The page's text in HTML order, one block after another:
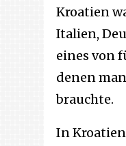
Kroatien
Italien,
eines von
denen
brauchte.
In